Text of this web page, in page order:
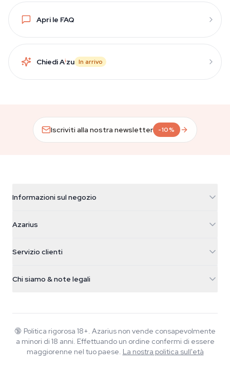
Apri le FAQ
Chiedi Aizu In arrivo
Iscriviti alla nostra newsletter -10%
Informazioni sul negozio
Galvaniweg 11
Nederland
+31(0)204897914
Azarius
Smokeshop
Servizio clienti
FAQ
Informativa sulla privacy
Chi siamo & note legali
Wiki
Blog
Musica
🔞 Politica rigorosa 18+. Azarius non vende consapevolmente
a minori di 18 anni. Effettuando un ordine confermi di essere
maggiorenne nel tuo paese. La nostra politica sull'età